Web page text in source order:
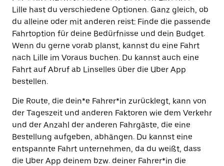
Lille hast du verschiedene Optionen. Ganz gleich, ob
du alleine oder mit anderen reist: Finde die passende
Fahrtoption für deine Bedürfnisse und dein Budget.
Wenn du gerne vorab planst, kannst du eine Fahrt
nach Lille im Voraus buchen. Du kannst auch eine
Fahrt auf Abruf ab Linselles über die Uber App
bestellen.
Die Route, die dein*e Fahrer*in zurücklegt, kann von
der Tageszeit und anderen Faktoren wie dem Verkehr
und der Anzahl der anderen Fahrgäste, die eine
Bestellung aufgeben, abhängen. Du kannst eine
entspannte Fahrt unternehmen, da du weißt, dass
die Uber App deinem bzw. deiner Fahrer*in die